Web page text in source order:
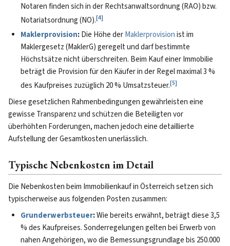
Notaren finden sich in der Rechtsanwaltsordnung (RAO) bzw.
Notariatsordnung (NO).[4]
Maklerprovision:Die Höhe derMaklerprovisionist im
Maklergesetz (MaklerG) geregelt und darf bestimmte
Höchstsätze nicht überschreiten. Beim Kauf einer Immobilie
beträgt die Provision für den Käufer in der Regel maximal 3 %
des Kaufpreises zuzüglich 20 % Umsatzsteuer.[5]
Diese gesetzlichen Rahmenbedingungen gewährleisten eine
gewisse Transparenz und schützen die Beteiligten vor
überhöhten Forderungen, machen jedoch eine detaillierte
Aufstellung der Gesamtkosten unerlässlich.
Typische Nebenkosten im Detail
Die Nebenkosten beim Immobilienkauf in Österreich setzen sich
typischerweise aus folgenden Posten zusammen:
Grunderwerbsteuer:Wie bereits erwähnt, beträgt diese 3,5
% des Kaufpreises. Sonderregelungen gelten bei Erwerb von
nahen Angehörigen, wo die Bemessungsgrundlage bis 250.000